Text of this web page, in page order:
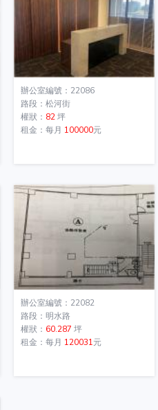
辦公室編號：22086
路段：松河街
權狀： 82坪
租金：每月 100000元
辦公室編號：22082
路段：明水路
權狀： 60.287 坪
租金：每月 120031元